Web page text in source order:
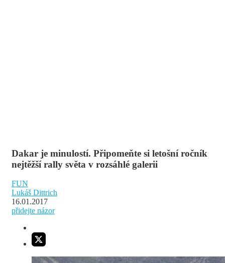
Dakar je minulostí. Připomeňte si letošní ročník
nejtěžší rally světa v rozsáhlé galerii
FUN
Lukáš Dittrich
16.01.2017
přidejte názor